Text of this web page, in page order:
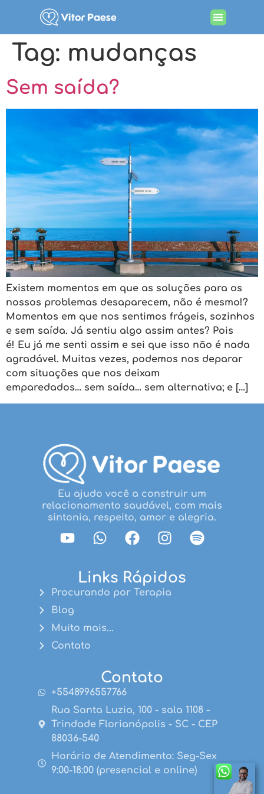
Tag: mudanças
Sem saída?
Existem momentos em que as soluções para os
nossos problemas desaparecem, não é mesmo!?
Momentos em que nos sentimos frágeis, sozinhos
e sem saída. Já sentiu algo assim antes? Pois
é! Eu já me senti assim e sei que isso não é nada
agradável. Muitas vezes, podemos nos deparar
com situações que nos deixam
emparedados… sem saída… sem alternativa; e […]
Eu ajudo você a construir um
relacionamento saudável, com mais
sintonia, respeito, amor e alegria.
Links Rápidos
Procurando por Terapia
Blog
Muito mais...
Contato
Contato
+5548996557766
Rua Santa Luzia, 100 - sala 1108 -
Trindade Florianópolis - SC - CEP
88036-540
Horário de Atendimento: Seg-Sex
9:00-18:00 (presencial e online)